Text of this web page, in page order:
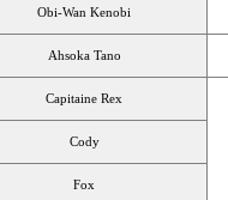
Obi-Wan Kenobi
Ahsoka Tano
Capitaine Rex
Cody
Fox